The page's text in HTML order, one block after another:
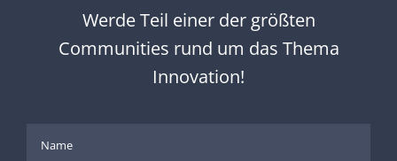
Werde Teil einer der größten
Communities rund um das Thema
Innovation!